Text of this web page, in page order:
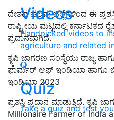
Videos
Handpicked videos to
agriculture and related
Quiz
Take a quiz and test
ದೇಶದ ಹಲವು ಜಿಲ್ಲೆಗಳಿಂದ ಈ
ರಾಷ್ಟ್ರೀಯ ಮಟ್ಟದಲ್ಲಿ ಕರ್ನಾಟಕದ
ಪ್ರದಾನವಾಗಿದೆ.
ಕೃಷಿ ಜಾಗರಣ ಸಂಸ್ಥೆಯು ರಾಜ್ಯ
ಫಾರ್ಮರ್‌ ಆಫ್‌ ಇಂಡಿಯಾ ಹಾಗೂ
ಇಂಡಿಯಾ 2023
ಪ್ರಶಸ್ತಿ ಪ್ರದಾನ ಮಾಡುತ್ತಿದೆ. ಕೃಷಿ
Millionaire Farmer of India